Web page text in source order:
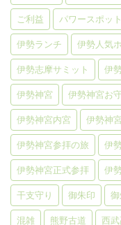
ご利益 パワースポット
伊勢ランチ 伊勢人気
伊勢志摩サミット 伊
伊勢神宮 伊勢神宮お
伊勢神宮内宮 伊勢神
伊勢神宮参拝の旅 伊
伊勢神宮正式参拝 伊
干支守り 御朱印
混雑 熊野古道 西